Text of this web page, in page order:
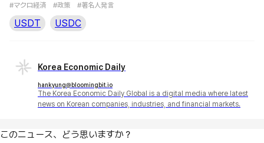
#マクロ経済 #政策 #著名人発言
USDT USDC
Korea Economic Daily
hankyung@bloomingbit.io
The Korea Economic Daily Global is a digital media where latest
news on Korean companies, industries, and financial markets.
このニュース、どう思いますか？